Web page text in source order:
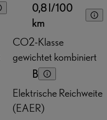
0,8 l/100
km
CO2-Klasse
gewichtet kombiniert
B
Elektrische Reichweite
(EAER)